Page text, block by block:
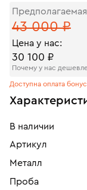
43 000 ₽
Цена у нас:
30 100 ₽
Почему у нас
Доступна оплата
В наличии
Артикул
Металл
Проба